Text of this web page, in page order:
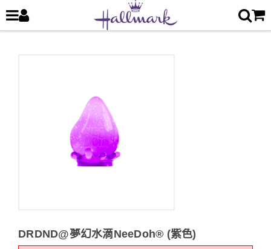
DRDND@夢幻水滴NeeDoh® (紫色)